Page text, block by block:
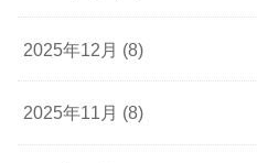
2025年12月 (8)
2025年11月 (8)